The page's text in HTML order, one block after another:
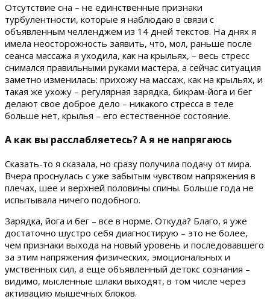
Отсутствие сна – не единственные признаки
турбулентности, которые я наблюдаю в связи с
объявленным челленджем из 14 дней текстов. На днях я
имела неосторожность заявить, что, мол, раньше после
сеанса массажа я уходила, как на крыльях, – весь стресс
снимался правильными руками мастера, а сейчас ситуация
заметно изменилась: прихожу на массаж, как на крыльях, и
такая же ухожу – регулярная зарядка, бикрам-йога и бег
делают свое доброе дело – никакого стресса в теле
больше нет, крылья – его естественное состояние.
А как вы расслабляетесь? А я не напрягаюсь
Сказать-то я сказала, но сразу получила подачу от мира.
Вчера проснулась с уже забытым чувством напряжения в
плечах, шее и верхней половины спины. Больше года не
испытывала ничего подобного.
Зарядка, йога и бег – все в норме. Откуда? Благо, я уже
достаточно шустро себя диагностирую – это не более,
чем признаки выхода на новый уровень и последовавшего
за этим напряжения физических, эмоциональных и
умственных сил, а еще объявленный детокс сознания –
видимо, мысленные шлаки выходят, в том числе через
активацию мышечных блоков.